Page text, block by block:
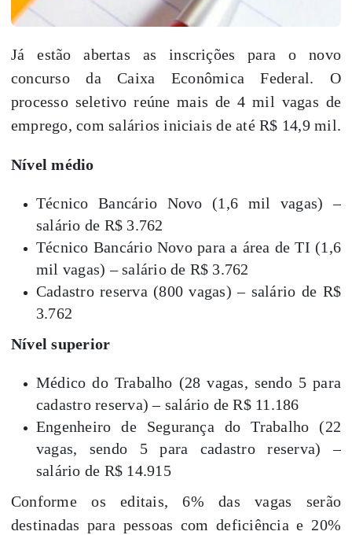
Já estão abertas as inscrições para o novo
concurso da Caixa Econômica Federal. O
processo seletivo reúnemais de 4 mil vagas de
emprego, comsalários iniciais de até R$ 14,9 mil.
Nível médio
Técnico Bancário Novo (1,6 mil vagas) –
salário de R$ 3.762
Técnico Bancário Novo para a área de TI (1,6
mil vagas) – salário de R$ 3.762
Cadastro reserva (800 vagas) – salário de R$
3.762
Nível superior
Médico do Trabalho (28 vagas, sendo 5 para
cadastro reserva) – salário de R$ 11.186
Engenheiro de Segurança do Trabalho (22
vagas, sendo 5 para cadastro reserva) –
salário de R$ 14.915
Conforme os editais, 6% das vagas serão
destinadas para pessoas com deficiência e 20%